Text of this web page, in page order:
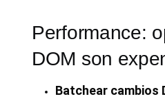
Performance:
DOM son
Batchear cambios